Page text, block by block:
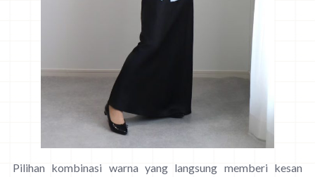
Pilihan kombinasi warna yang langsung memberi kesan